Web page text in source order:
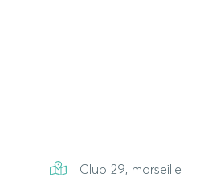
Club 29, marseille